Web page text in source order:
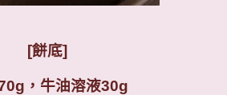
[餅底]
，牛油溶液30g